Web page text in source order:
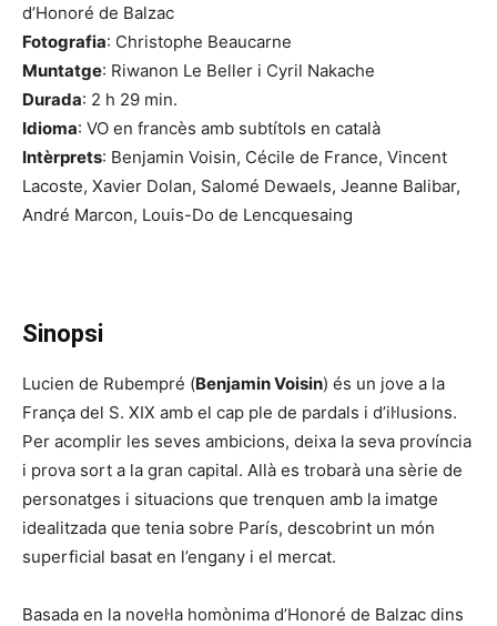
d’Honoré de Balzac
Fotografia: Christophe Beaucarne
Muntatge: Riwanon Le Beller i Cyril Nakache
Durada: 2 h 29 min.
Idioma: VO en francès amb subtítols en català
Intèrprets: Benjamin Voisin, Cécile de France, Vincent
Lacoste, Xavier Dolan, Salomé Dewaels, Jeanne Balibar,
André Marcon, Louis-Do de Lencquesaing
Sinopsi
Lucien de Rubempré (Benjamin Voisin) és un jove a la
França del S. XIX amb el cap ple de pardals i d’il·lusions.
Per acomplir les seves ambicions, deixa la seva província
i prova sort a la gran capital. Allà es trobarà una sèrie de
personatges i situacions que trenquen amb la imatge
idealitzada que tenia sobre París, descobrint un món
superficial basat en l’engany i el mercat.
Basada en la novel·la homònima d’Honoré de Balzac dins